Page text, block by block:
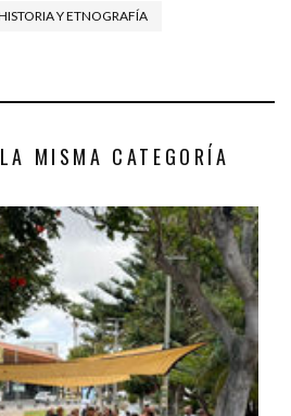
Y ETNOGRAFÍA
MISMA CATEGORÍA